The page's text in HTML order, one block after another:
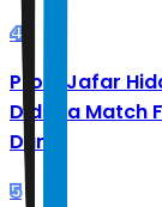
4
Profil Jafar
Diduga Match
Dunia
5